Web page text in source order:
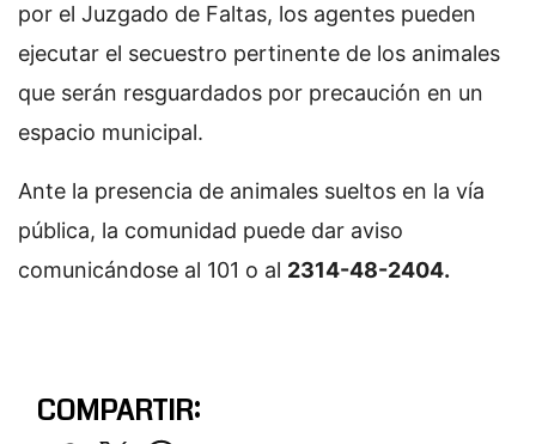
por el Juzgado de Faltas, los agentes pueden
ejecutar el secuestro pertinente de los animales
que serán resguardados por precaución en un
espacio municipal.
Ante la presencia de animales sueltos en la vía
pública, la comunidad puede dar aviso
comunicándose al 101 o al 2314-48-2404.
COMPARTIR: